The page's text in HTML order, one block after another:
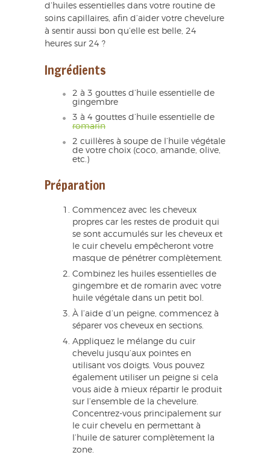
d’huiles essentielles dans votre routine de
soins capillaires, afin d’aider votre chevelure
à sentir aussi bon qu’elle est belle, 24
heures sur 24 ?
Ingrédients
2 à 3 gouttes d’huile essentielle de
gingembre
3 à 4 gouttes d’huile essentielle de
romarin
2 cuillères à soupe de l’huile végétale
de votre choix (coco, amande, olive,
etc.)
Préparation
Commencez avec les cheveux
propres car les restes de produit qui
se sont accumulés sur les cheveux et
le cuir chevelu empêcheront votre
masque de pénétrer complètement.
Combinez les huiles essentielles de
gingembre et de romarin avec votre
huile végétale dans un petit bol.
À l’aide d’un peigne, commencez à
séparer vos cheveux en sections.
Appliquez le mélange du cuir
chevelu jusqu’aux pointes en
utilisant vos doigts. Vous pouvez
également utiliser un peigne si cela
vous aide à mieux répartir le produit
sur l’ensemble de la chevelure.
Concentrez-vous principalement sur
le cuir chevelu en permettant à
l’huile de saturer complètement la
zone.